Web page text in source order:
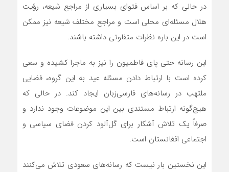
در حالی که بر اساس فتوای بسیاری از مراجع شیعه، رؤیت
هلال مسئله‌ای محلی است و مراجع مختلف شیعه نیز ممکن
است در این باره نظرات متفاوتی داشته باشند.
این رسانه حتی پای فاطمیون را نیز به ماجرا کشیده و سعی
کرده است با ارتباط دادن مسئله عید به این گروه، فضایی
ملتهب در رسانه‌های فارسی‌زبان ایجاد کند. در حالی که
هیچ‌گونه ارتباط مستندی بین این موضوعات وجود ندارد و
صرفاً یک تلاش آشکار برای گل‌آلود کردن فضای سیاسی و
اجتماعی افغانستان است.
این نخستین بار نیست که رسانه‌های سعودی تلاش می‌کنند